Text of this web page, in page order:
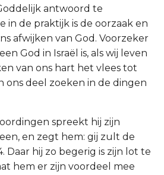
antwoord te
in de praktijk is de oorzaak en
afwijken van God. Voorzeker
God in Israël is, als wij leven
van ons hart het vlees tot
ons deel zoeken in de dingen
spreekt hij zijn
en zegt hem: gij zult de
Daar hij zo begerig is zijn lot te
hem er zijn voordeel mee